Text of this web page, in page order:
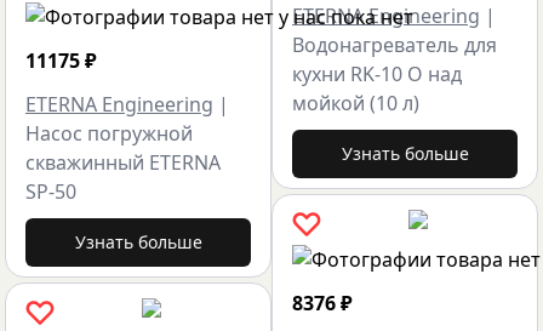
11175₽
ETERNA Engineering |
Насос погружной
скважинный ETERNA
SP-50
Узнать больше
ETERNA Engineering |
Водонагреватель для
кухни RK-10 O над
мойкой (10 л)
Узнать больше
8376₽